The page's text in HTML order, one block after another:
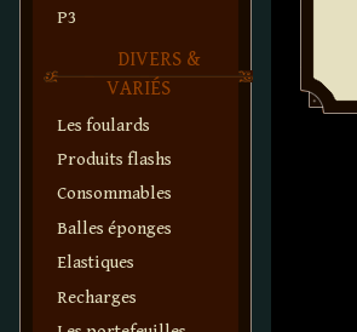
P3
DIVERS &
VARIÉS
Les foulards
Produits flashs
Consommables
Balles éponges
Elastiques
Recharges